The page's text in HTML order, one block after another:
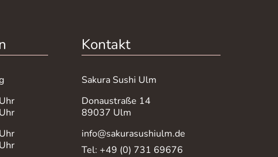
Kontakt
Sakura Sushi Ulm
Donaustraße 14
89037 Ulm
info@sakurasushiulm.de
Tel: +49 (0) 731 69676